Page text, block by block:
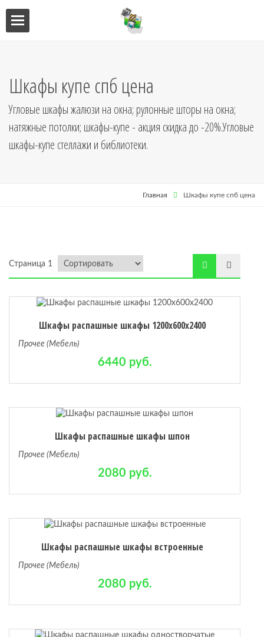
кухни
комнат
Шкафы купе спб цена
Угловые шкафы жалюзи на окна; рулонные шторы на окна;
натяжные потолки; шкафы-купе - акция скидка до -20%.Угловые
шкафы-купе стеллажи и библиотеки.
Главная Шкафы купе спб цена
Страница 1
Шкафы распашные шкафы 1200x600x2400
Прочее (Мебель)
6440 руб.
Шкафы распашные шкафы шпон
Прочее (Мебель)
2080 руб.
Шкафы распашные шкафы встроенные
Прочее (Мебель)
2080 руб.